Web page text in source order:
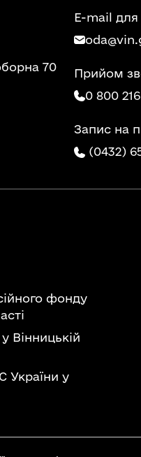
70
E-mail
Прийом
0 800
Запис на
(0432)
фонду
Вінницькій
України у